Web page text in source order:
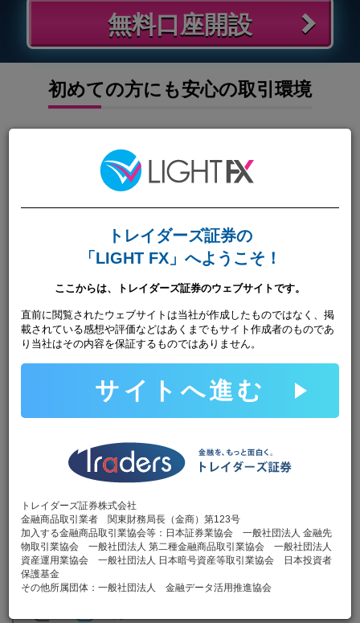
無料口座開設
初めての方にも安心の取引環境
少ない投資金額での取引、各種手数料無料でサービスを提供
1000通貨取引対応※
1,000通貨取引対応だから、少ない投資金額で取
※一部通貨ペアのみ10,000通貨より取引可能で
取引手数料無料
取引手数料無料だから、少ない資金でも効率的に
取引いただけます。
その他手数料も無料
ロスカット手数料、口座維持手数料、入金手数料
料はすべて無料です。
口座開設無料
オンラインで最短5分で口座申し込み、最短翌日
トレイダーズ証券の
「LIGHT FX」へようこそ！
ここからは、トレイダーズ証券のウェブサイトです。
直前に閲覧されたウェブサイトは当社が作成したものではなく、掲
載されている感想や評価などはあくまでもサイト作成者のものであ
り当社はその内容を保証するものではありません。
サイトへ進む
トレイダーズ証券株式会社
金融商品取引業者 関東財務局長（金商）第123号
加入する金融商品取引業協会等：日本証券業協会 一般社団法人 金融先
物取引業協会 一般社団法人 第二種金融商品取引業協会 一般社団法人
資産運用業協会 一般社団法人 日本暗号資産等取引業協会 日本投資者
保護基金
その他所属団体：一般社団法人 金融データ活用推進協会